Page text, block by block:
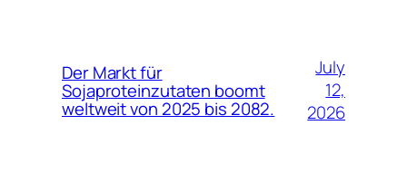
Der Markt für
Sojaproteinzutaten boomt
weltweit von 2025 bis 2082.
July
12,
2026